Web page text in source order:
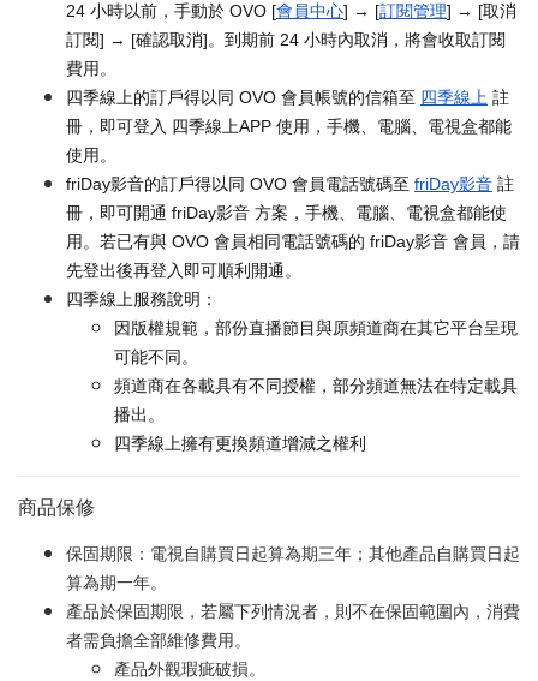
24 小時以前，手動於 OVO [會員中心] → [訂閱管理] → [取消
訂閱] → [確認取消]。到期前 24 小時內取消，將會收取訂閱
費用。
四季線上的訂戶得以同 OVO 會員帳號的信箱至 四季線上 註
冊，即可登入 四季線上APP 使用，手機、電腦、電視盒都能
使用。
friDay影音的訂戶得以同 OVO 會員電話號碼至 friDay影音 註
冊，即可開通 friDay影音 方案，手機、電腦、電視盒都能使
用。若已有與 OVO 會員相同電話號碼的 friDay影音 會員，請
先登出後再登入即可順利開通。
四季線上服務說明：
因版權規範，部份直播節目與原頻道商在其它平台呈現
可能不同。
頻道商在各載具有不同授權，部分頻道無法在特定載具
播出。
四季線上擁有更換頻道增減之權利
商品保修
保固期限：電視自購買日起算為期三年；其他產品自購買日起
算為期一年。
產品於保固期限，若屬下列情況者，則不在保固範圍內，消費
者需負擔全部維修費用。
產品外觀瑕疵破損。